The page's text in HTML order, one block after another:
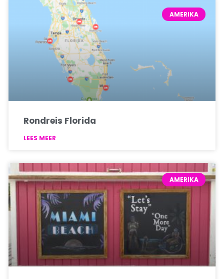
AMERIKA
Rondreis Florida
LEES MEER
AMERIKA